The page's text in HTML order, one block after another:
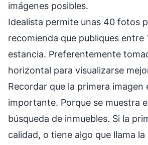
imágenes posibles.
Idealista permite unas 40 fotos
recomienda que publiques
estancia. Preferentemente
horizontal para visualizarse
Recordar que la primera imagen
importante. Porque se muestra
búsqueda de inmuebles. Si la
calidad, o tiene algo que llama